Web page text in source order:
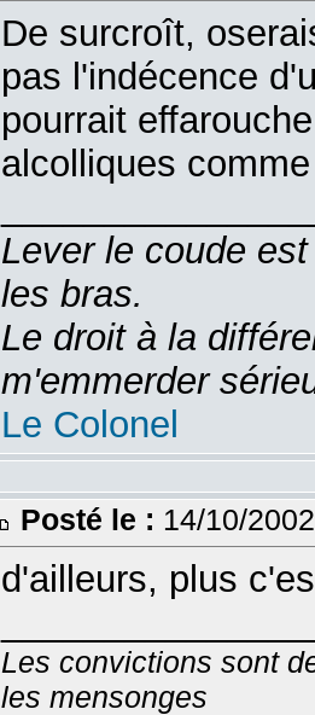
De surcroît,
pas l'indécence
pourrait
alcolliques
Lever le coude
les bras.
Le droit à la
m'emmerder
Le Colonel
Posté le : 14/10/
d'ailleurs, plus
Les convictions sont
les mensonges